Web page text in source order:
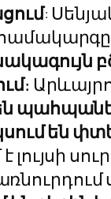
:
։
են
լույսի